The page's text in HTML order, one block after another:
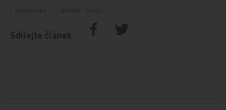
ROZHOVORY IMPORT: TITULY
Sdílejte článek